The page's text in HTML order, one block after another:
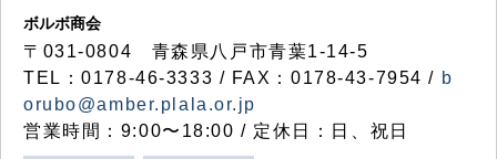
ボルボ商会
〒031-0804 青森県八戸市青葉1-14-5
TEL：0178-46-3333 / FAX：0178-43-7954 / b
orubo@amber.plala.or.jp
営業時間：9:00〜18:00 / 定休日：日、祝日